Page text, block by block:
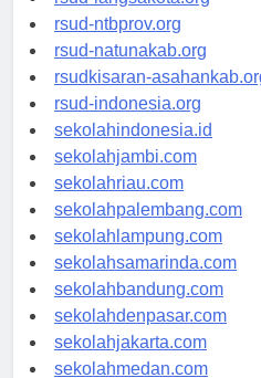
rsud-langsakota.org
rsud-ntbprov.org
rsud-natunakab.org
rsudkisaran-asahankab.org
rsud-indonesia.org
sekolahindonesia.id
sekolahjambi.com
sekolahriau.com
sekolahpalembang.com
sekolahlampung.com
sekolahsamarinda.com
sekolahbandung.com
sekolahdenpasar.com
sekolahjakarta.com